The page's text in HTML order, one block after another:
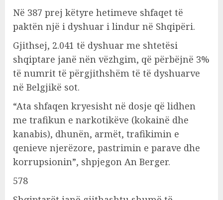
Në 387 prej këtyre hetimeve shfaqet të
paktën një i dyshuar i lindur në Shqipëri.
Gjithsej, 2.041 të dyshuar me shtetësi
shqiptare janë nën vëzhgim, që përbëjnë 3%
të numrit të përgjithshëm të të dyshuarve
në Belgjikë sot.
“Ata shfaqen kryesisht në dosje që lidhen
me trafikun e narkotikëve (kokainë dhe
kanabis), dhunën, armët, trafikimin e
qenieve njerëzore, pastrimin e parave dhe
korrupsionin”, shpjegon An Berger.
578